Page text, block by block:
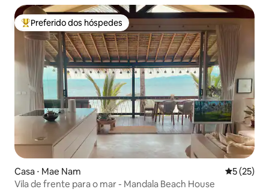
Entre os melhores preferidos dos hóspedes
Preferido dos hóspedes
Casa ⋅ Mae Nam 5 de uma
5 (25)
Vila de frente para o mar - Mandala Beach House